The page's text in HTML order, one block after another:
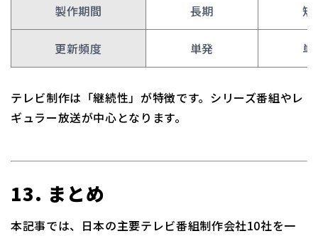
製作期間 長期 短
更新頻度 単発 単
テレビ制作は「継続性」が特徴です。シリーズ番組やレ
ギュラー放送が中心となります。
13. まとめ
本記事では、日本の主要テレビ番組制作会社10社を一